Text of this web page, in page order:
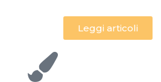
Leggi articoli